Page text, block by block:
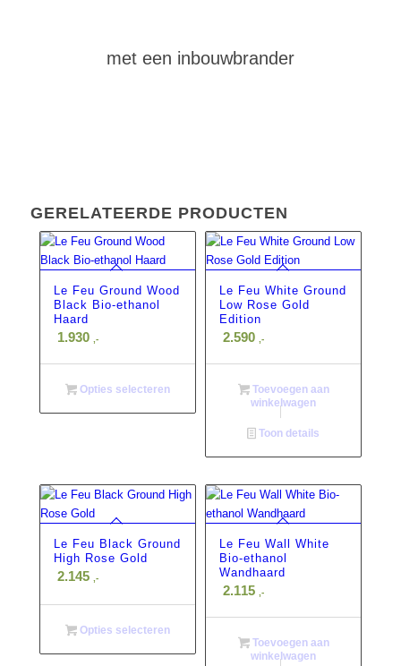
met een inbouwbrander
GERELATEERDE PRODUCTEN
Le Feu Ground Wood
Black Bio-ethanol
Haard
1.930 ,-
Opties selecteren
Le Feu White Ground
Low Rose Gold
Edition
2.590 ,-
Toevoegen aan
winkelwagen
Toon details
Le Feu Black Ground
High Rose Gold
2.145 ,-
Opties selecteren
Le Feu Wall White
Bio-ethanol
Wandhaard
2.115 ,-
Toevoegen aan
winkelwagen